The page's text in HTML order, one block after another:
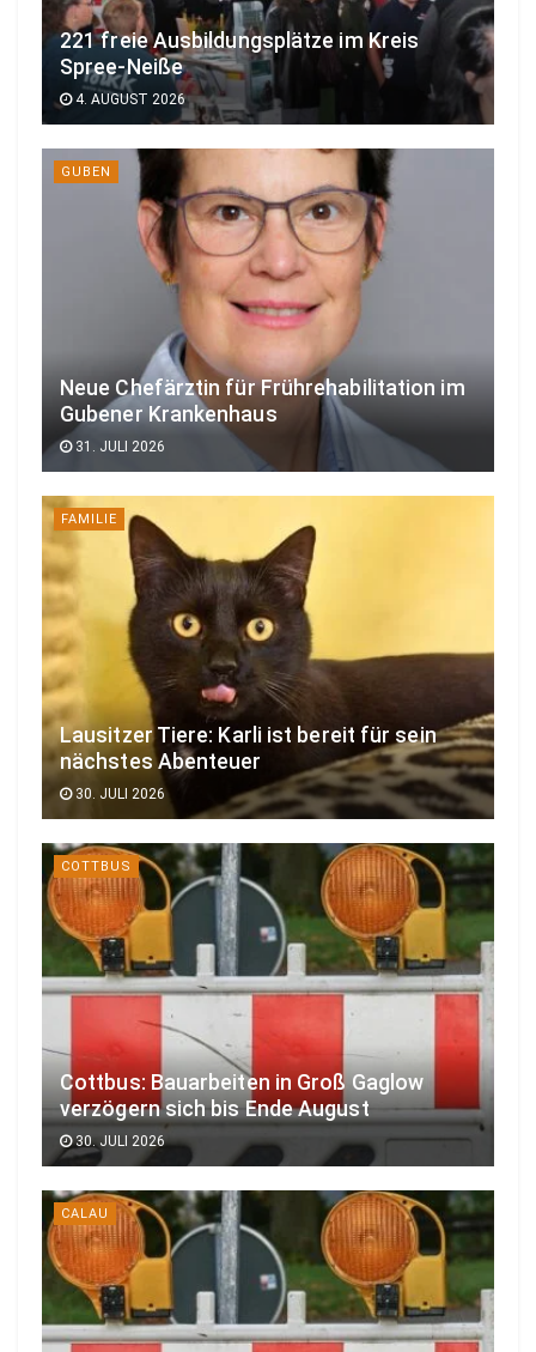
221 freie Ausbildungsplätze im Kreis
Spree-Neiße
4. AUGUST 2026
GUBEN
Neue Chefärztin für Frührehabilitation im
Gubener Krankenhaus
31. JULI 2026
FAMILIE
Lausitzer Tiere: Karli ist bereit für sein
nächstes Abenteuer
30. JULI 2026
COTTBUS
Cottbus: Bauarbeiten in Groß Gaglow
verzögern sich bis Ende August
30. JULI 2026
CALAU